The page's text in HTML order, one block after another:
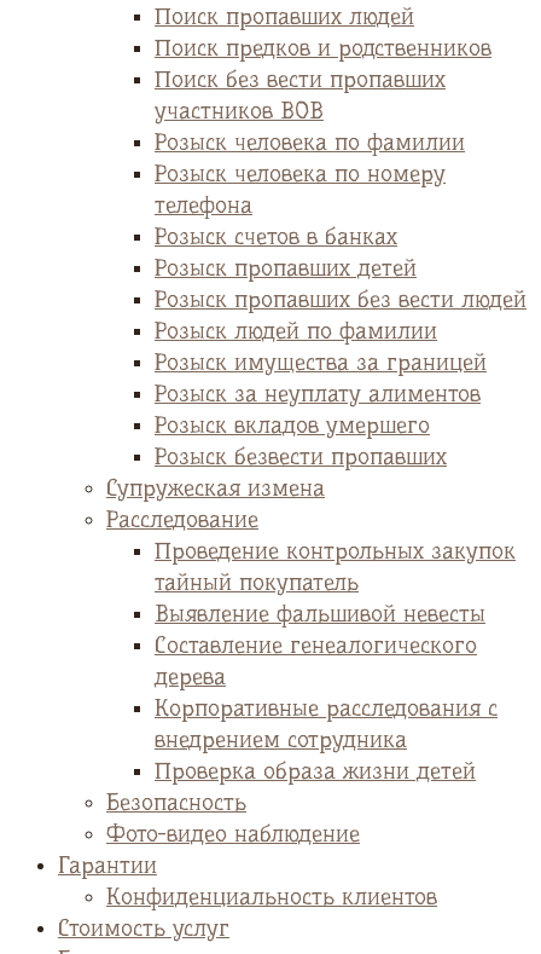
Поиск пропавших людей
Поиск предков и родственников
Поиск без вести пропавших
участников ВОВ
Розыск человека по фамилии
Розыск человека по номеру
телефона
Розыск счетов в банках
Розыск пропавших детей
Розыск пропавших без вести людей
Розыск людей по фамилии
Розыск имущества за границей
Розыск за неуплату алиментов
Розыск вкладов умершего
Розыск безвести пропавших
Супружеская измена
Расследование
Проведение контрольных закупок
тайный покупатель
Выявление фальшивой невесты
Cоставление генеалогического
дерева
Корпоративные расследования с
внедрением сотрудника
Проверка образа жизни детей
Безопасность
Фото-видео наблюдение
Гарантии
Конфиденциальность клиентов
Стоимость услуг